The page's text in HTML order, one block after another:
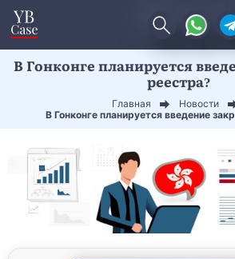
В Гонконге планируется
реестра?
Главная
Новости
В Гонконге планируется введение